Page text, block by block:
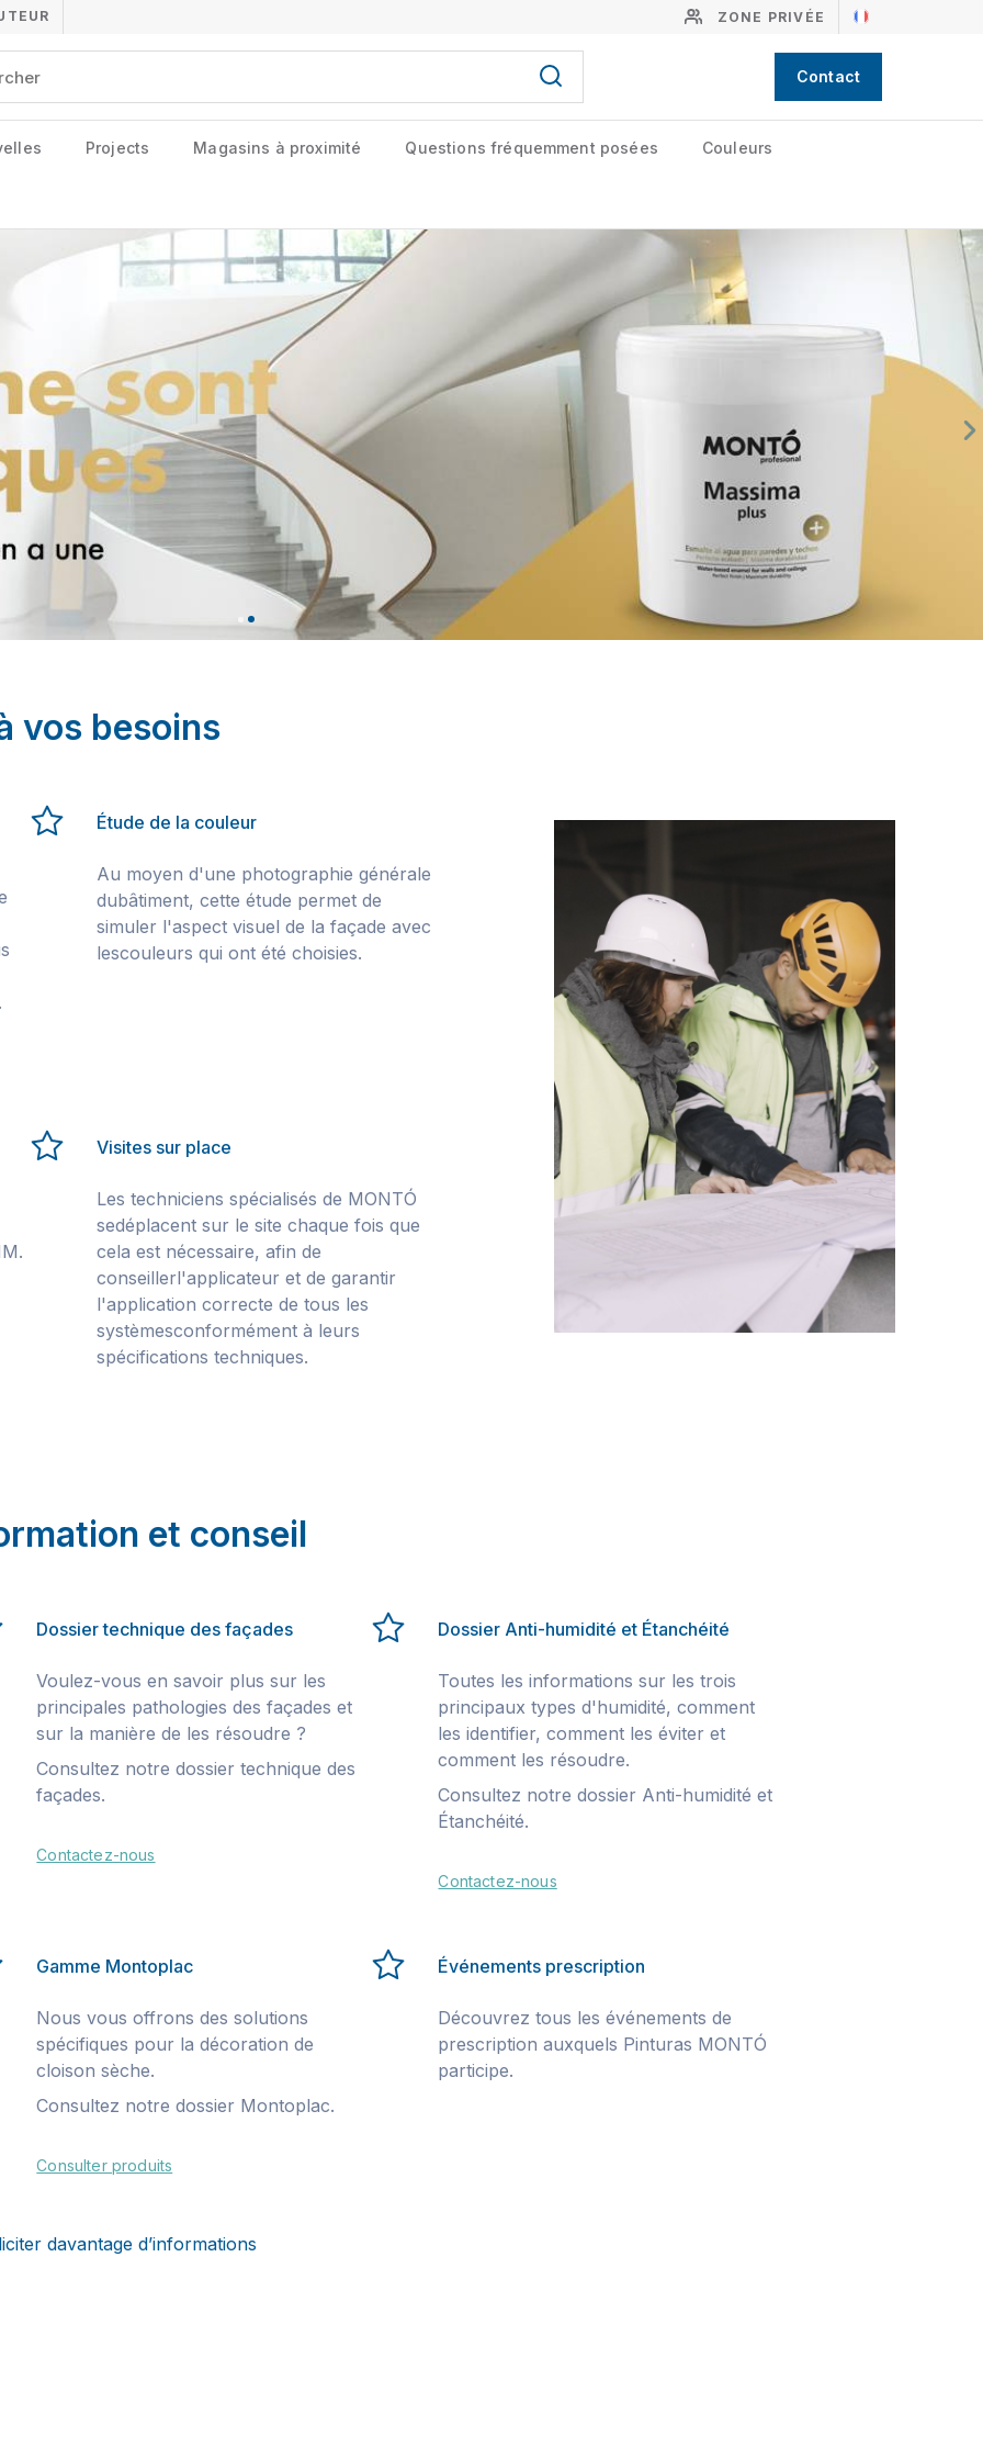
ZONE PRIVÉE
Contact
Projects Magasins à proximité Questions fréquemment posées Couleurs
vos besoins
Étude de la couleur
Au moyen d'une photographie générale
dubâtiment, cette étude permet de
simuler l'aspect visuel de la façade avec
lescouleurs qui ont été choisies.
Visites sur place
Les techniciens spécialisés de MONTÓ
sedéplacent sur le site chaque fois que
cela est nécessaire, afin de
conseillerl'applicateur et de garantir
l'application correcte de tous les
systèmesconformément à leurs
spécifications techniques.
et conseil
Dossier technique des façades
Voulez-vous en savoir plus sur les
principales pathologies des façades et
sur la manière de les résoudre ?
Consultez notre dossier technique des
façades.
Contactez-nous
Dossier Anti-humidité et Étanchéité
Toutes les informations sur les trois
principaux types d'humidité, comment
les identifier, comment les éviter et
comment les résoudre.
Consultez notre dossier Anti-humidité et
Étanchéité.
Contactez-nous
Gamme Montoplac
Nous vous offrons des solutions
spécifiques pour la décoration de
cloison sèche.
Consultez notre dossier Montoplac.
Consulter produits
Événements prescription
Découvrez tous les événements de
prescription auxquels Pinturas MONTÓ
participe.
davantage d’informations